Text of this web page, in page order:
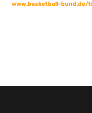
www.basketball-bund.de/